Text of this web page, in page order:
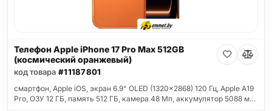
Телефон Apple iPhone 17 Pro Max 512GB
(космический оранжевый)
код товара #11187801
смартфон, Apple iOS, экран 6.9" OLED (1320x2868) 120 Гц, Apple A19
Pro, ОЗУ 12 ГБ, память 512 ГБ, камера 48 Мп, аккумулятор 5088 м…